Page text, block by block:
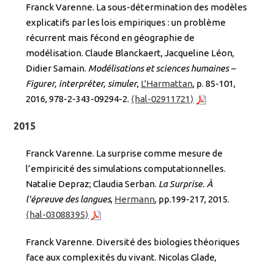
Franck Varenne. La sous-détermination des modèles
explicatifs par les lois empiriques : un problème
récurrent mais fécond en géographie de
modélisation. Claude Blanckaert, Jacqueline Léon,
Didier Samain. Modélisations et sciences humaines –
Figurer, interpréter, simuler, L'Harmattan, p. 85-101,
2016, 978-2-343-09294-2. ⟨hal-02911721⟩
2015
Franck Varenne. La surprise comme mesure de
l’empiricité des simulations computationnelles.
Natalie Depraz; Claudia Serban. La Surprise. À
l'épreuve des langues, Hermann, pp.199-217, 2015.
⟨hal-03088395⟩
Franck Varenne. Diversité des biologies théoriques
face aux complexités du vivant. Nicolas Glade,